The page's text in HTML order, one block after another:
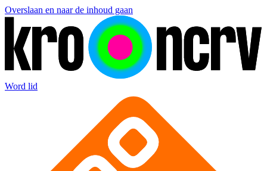
Overslaan en naar de inhoud gaan
Word lid